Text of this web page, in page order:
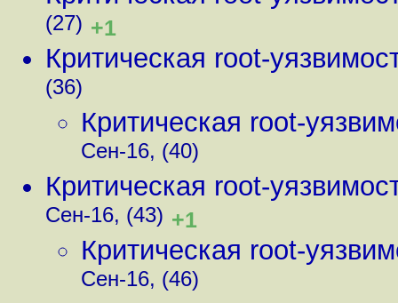
(27) +1
Критическая root-
(36)
Критическая root-
Сен-16, (40)
Критическая root-
Сен-16, (43) +1
Критическая root-
Сен-16, (46)